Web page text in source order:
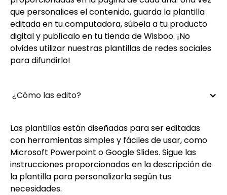
que personalices el contenido, guarda la plantilla
editada en tu computadora, súbela a tu producto
digital y publícalo en tu tienda de Wisboo. ¡No
olvides utilizar nuestras plantillas de redes sociales
para difundirlo!
¿Cómo las edito?
Las plantillas están diseñadas para ser editadas
con herramientas simples y fáciles de usar, como
Microsoft Powerpoint o Google Slides. Sigue las
instrucciones proporcionadas en la descripción de
la plantilla para personalizarla según tus
necesidades.